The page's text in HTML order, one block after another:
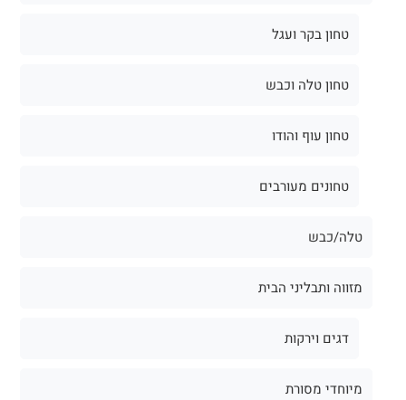
טחון בקר ועגל
טחון טלה וכבש
טחון עוף והודו
טחונים מעורבים
טלה/כבש
מזווה ותבליני הבית
דגים וירקות
מיוחדי מסורת